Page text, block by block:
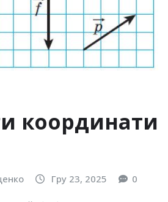
координати
Гру 23, 2025 0